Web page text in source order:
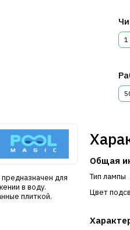
1
для
в воду.
плиткой.
Общая
Тип лампы
Цвет